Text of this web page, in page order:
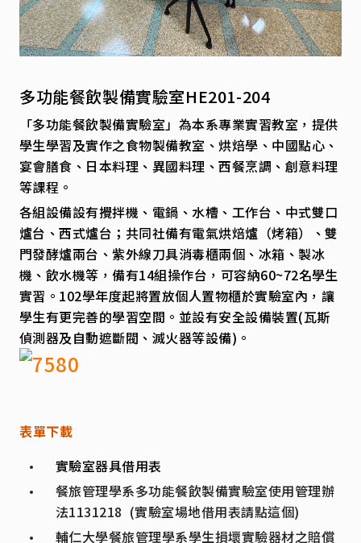
多功能餐飲製備實驗室HE201-204
「多功能餐飲製備實驗室」為本系專業實習教室，提供
學生學習及實作之食物製備教室、烘焙學、中國點心、
宴會膳食、日本料理、異國料理、西餐烹調、創意料理
等課程。
各組設備設有攪拌機、電鍋、水槽、工作台、中式雙口
爐台、西式爐台；共同社備有電氣烘焙爐（烤箱）、雙
門發酵爐兩台、紫外線刀具消毒櫃兩個、冰箱、製冰
機、飲水機等，備有14組操作台，可容納60~72名學生
實習。102學年度起將置放個人置物櫃於實驗室內，讓
學生有更完善的學習空間。並設有安全設備裝置(瓦斯
偵測器及自動遮斷閥、滅火器等設備)。
表單下載
實驗室器具借用表
餐旅管理學系多功能餐飲製備實驗室使用管理辦
法1131218 (實驗室場地借用表請點這個)
輔仁大學餐旅管理學系學生損壞實驗器材之賠償